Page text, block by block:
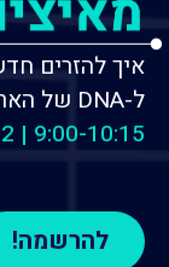
איך להזרים
ל-DNA של הארגון?
| 9:00-10:15
להרשמה!